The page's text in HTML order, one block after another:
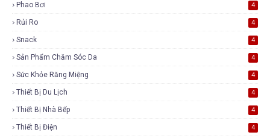
Phao Bơi 4
Rủi Ro 4
Snack 4
Sản Phẩm Chăm Sóc Da 4
Sức Khỏe Răng Miệng 4
Thiết Bị Du Lịch 4
Thiết Bị Nhà Bếp 4
Thiết Bị Điện 4